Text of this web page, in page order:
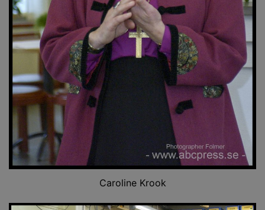
Caroline Krook